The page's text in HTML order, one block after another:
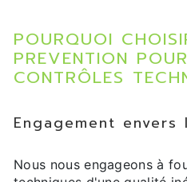
POURQUOI
PREVENTION
CONTRÔLES
Engagement envers
Nous nous engageons à